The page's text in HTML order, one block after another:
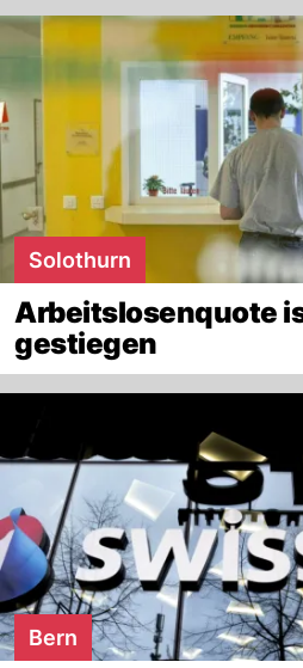
Solothurn
Arbeitslosenquote
gestiegen
Bern